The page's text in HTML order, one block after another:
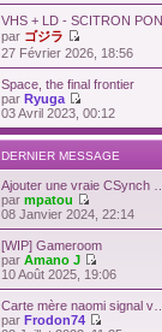
VHS + LD - SCITRON
par ゴジラ
27 Février 2026, 18:56
Space, the final frontier
parRyuga
03 Avril 2023, 00:12
DERNIER MESSAGE
Ajouter une vraie CSynch …
parmpatou
08 Janvier 2024, 22:14
[WIP] Gameroom
parAmano J
10 Août 2025, 19:06
Carte mère naomi signal v…
parFrodon74